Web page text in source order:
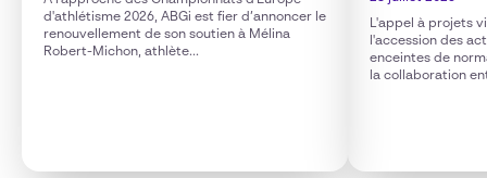
d'athlétisme 2026, ABGi est fier d’annoncer le
renouvellement de son soutien à Mélina
Robert-Michon, athlète...
L'appel à projets
l'accession des
enceintes de
la collaboration